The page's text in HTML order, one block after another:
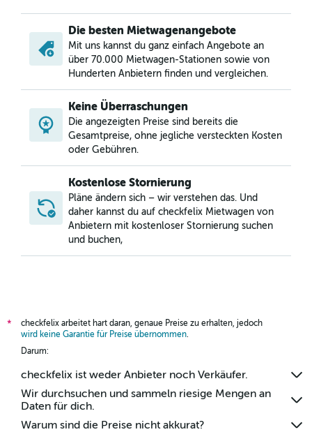
Mietwagen in Cuesta Brava, Santo Domingo
Mietwagen in Domingo Sabio, Santo Domingo
Mietwagen in El Millón, Santo Domingo
Mietwagen in Ensanche Capotillo, Santo Domingo
Mietwagen in Ensanche Espaillat, Santo Domingo
Mietwagen in Ensanche La Fé, Santo Domingo
Mietwagen in Ensanche Luperón, Santo Domingo
Die besten Mietwagenangebote
Mit uns kannst du ganz einfach Angebote an
über 70.000 Mietwagen-Stationen sowie von
Hunderten Anbietern finden und vergleichen.
Keine Überraschungen
Die angezeigten Preise sind bereits die
Gesamtpreise, ohne jegliche versteckten Kosten
oder Gebühren.
Kostenlose Stornierung
Pläne ändern sich – wir verstehen das. Und
daher kannst du auf checkfelix Mietwagen von
Anbietern mit kostenloser Stornierung suchen
und buchen,
*
checkfelix arbeitet hart daran, genaue Preise zu erhalten, jedoch
wird keine Garantie für Preise übernommen.
Darum:
checkfelix ist weder Anbieter noch Verkäufer.
Wir durchsuchen und sammeln riesige Mengen an
Daten für dich.
Warum sind die Preise nicht akkurat?